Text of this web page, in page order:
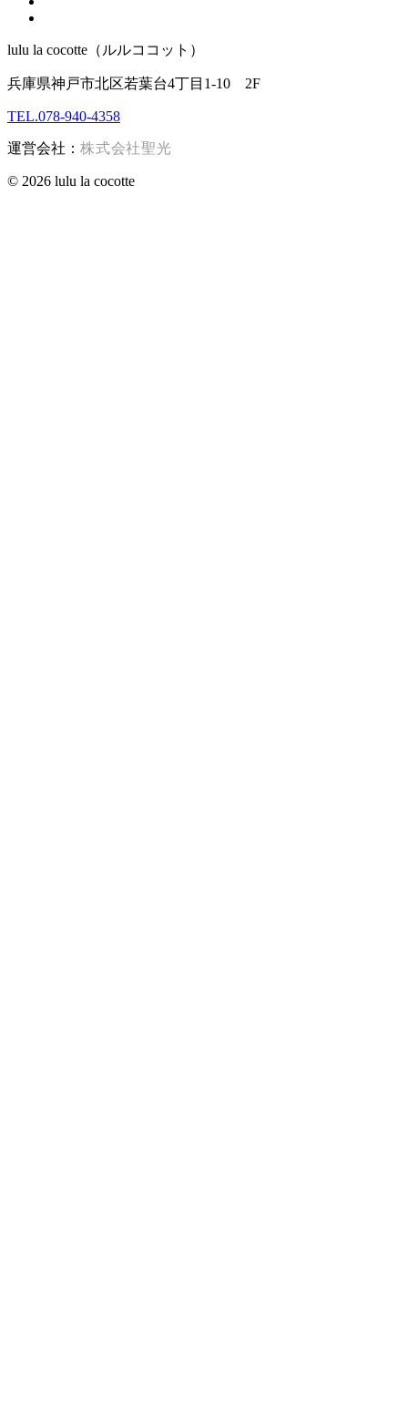
lulu la cocotte（ルルココット）
兵庫県神戸市北区若葉台4丁目1-10 2F
TEL.078-940-4358
運営会社： 株式会社聖光
© 2026 lulu la cocotte